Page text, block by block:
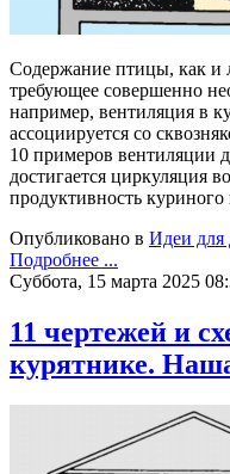
Содержание птицы, как и
требующее совершенно
например, вентиляция в
ассоциируется со
10 примеров вентиляции
достигается циркуляция
продуктивность куриного
Опубликовано в Идеи для
Подробнее ...
Суббота, 15 марта 2025
11 чертежей и
курятнике.